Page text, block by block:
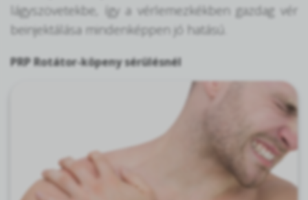
lágyszövetekbe, így a vérlemezkékben gazdag vér
beinjektálása mindenképpen jó hatású.
PRP Rotátor-köpeny sérülésnél